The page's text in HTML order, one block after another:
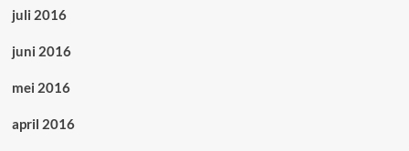
juli 2016
juni 2016
mei 2016
april 2016